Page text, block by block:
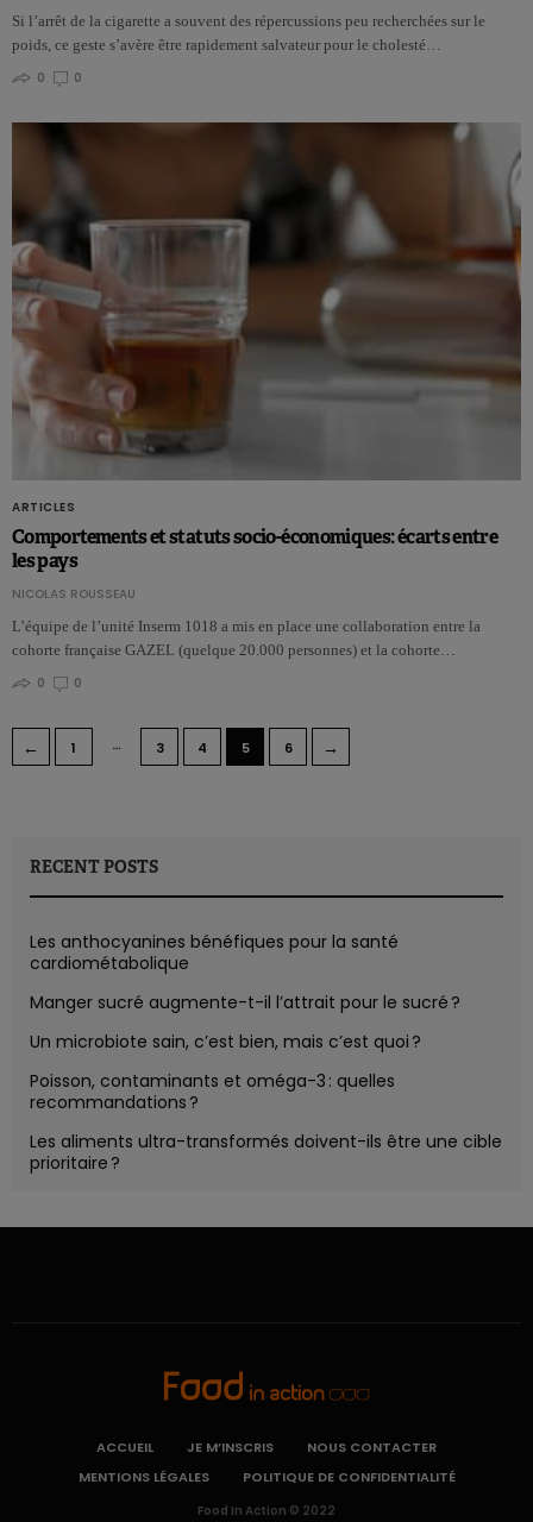
Si l’arrêt de la cigarette a souvent des répercussions peu recherchées sur le
poids, ce geste s’avère être rapidement salvateur pour le cholesté…
0
0
ARTICLES
Comportements et statuts socio-économiques: écarts entre
les pays
NICOLAS ROUSSEAU
L’équipe de l’unité Inserm 1018 a mis en place une collaboration entre la
cohorte française GAZEL (quelque 20.000 personnes) et la cohorte…
0
0
← 1 … 3 4 5 6 →
RECENT POSTS
Les anthocyanines bénéfiques pour la santé
cardiométabolique
Manger sucré augmente-t-il l’attrait pour le sucré ?
Un microbiote sain, c’est bien, mais c’est quoi ?
Poisson, contaminants et oméga-3 : quelles
recommandations ?
Les aliments ultra-transformés doivent-ils être une cible
prioritaire ?
ACCUEIL JE M’INSCRIS
NOUS CONTACTER
MENTIONS LÉGALES
POLITIQUE DE CONFIDENTIALITÉ
Food In Action © 2022